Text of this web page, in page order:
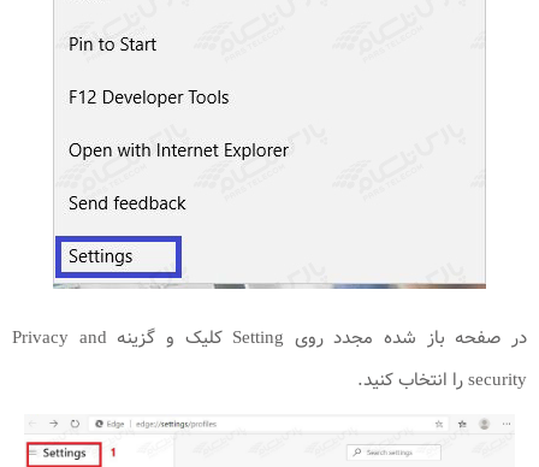
در صفحه باز شده مجدد روی Setting کلیک و گزینه Privacy and
security را انتخاب کنید.